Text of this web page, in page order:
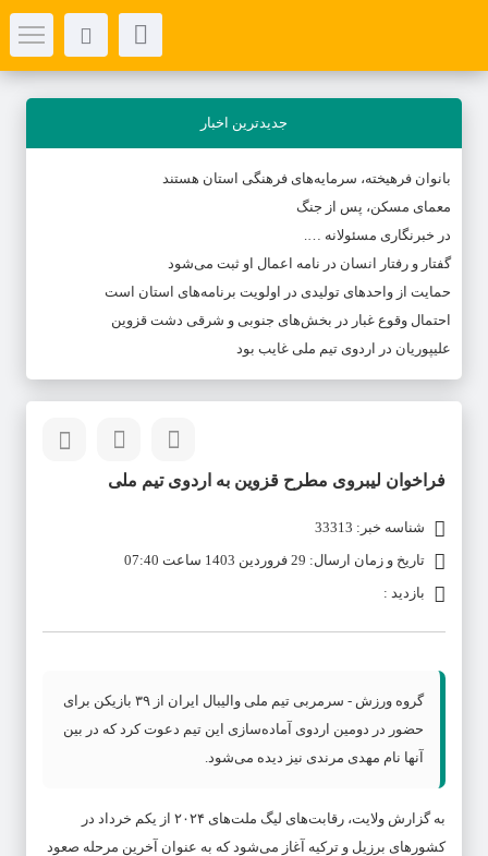
جدیدترین اخبار
بانوان فرهیخته، سرمایه‌های فرهنگی استان هستند
معمای مسکن، پس از جنگ
در خبرنگاری مسئولانه ….
گفتار و رفتار انسان در نامه اعمال او ثبت می‌شود
حمایت از واحدهای تولیدی در اولویت برنامه‌های استان است
احتمال وقوع غبار در بخش‌های جنوبی و شرقی دشت قزوین
علیپوریان در اردوی تیم ملی غایب بود
فراخوان لیبروی مطرح قزوین به اردوی تیم ملی
شناسه خبر: 33313
تاریخ و زمان ارسال: 29 فروردین 1403 ساعت 07:40
بازدید :
گروه ورزش - سرمربی تیم ملی والیبال ایران از ۳۹ بازیکن برای
حضور در دومین اردوی آماده‌سازی این تیم دعوت کرد که در بین
آنها نام مهدی مرندی نیز دیده می‌شود.
به گزارش ولایت، رقابت‌های لیگ ملت‌های ۲۰۲۴ از یکم خرداد در
کشورهای برزیل و ترکیه آغاز می‌شود که به عنوان آخرین مرحله صعود